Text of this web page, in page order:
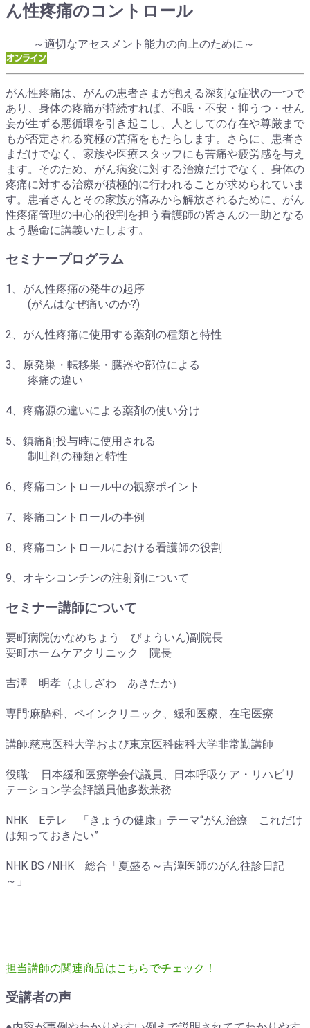
ん性疼痛のコントロール
～適切なアセスメント能力の向上のために～
がん性疼痛は、がんの患者さまが抱える深刻な症状の一つで
あり、身体の疼痛が持続すれば、不眠・不安・抑うつ・せん
妄が生ずる悪循環を引き起こし、人としての存在や尊厳まで
もが否定される究極の苦痛をもたらします。さらに、患者さ
まだけでなく、家族や医療スタッフにも苦痛や疲労感を与え
ます。そのため、がん病変に対する治療だけでなく、身体の
疼痛に対する治療が積極的に行われることが求められていま
す。患者さんとその家族が痛みから解放されるために、がん
性疼痛管理の中心的役割を担う看護師の皆さんの一助となる
よう懸命に講義いたします。
セミナープログラム
1、がん性疼痛の発生の起序
(がんはなぜ痛いのか?)
2、がん性疼痛に使用する薬剤の種類と特性
3、原発巣・転移巣・臓器や部位による
疼痛の違い
4、疼痛源の違いによる薬剤の使い分け
5、鎮痛剤投与時に使用される
制吐剤の種類と特性
6、疼痛コントロール中の観察ポイント
7、疼痛コントロールの事例
8、疼痛コントロールにおける看護師の役割
9、オキシコンチンの注射剤について
セミナー講師について
要町病院(かなめちょう びょういん)副院長
要町ホームケアクリニック 院長
吉澤 明孝（よしざわ あきたか）
専門:麻酔科、ペインクリニック、緩和医療、在宅医療
講師:慈恵医科大学および東京医科歯科大学非常勤講師
役職: 日本緩和医療学会代議員、日本呼吸ケア・リハビリ
テーション学会評議員他多数兼務
NHK Eテレ 「きょうの健康」テーマ“がん治療 これだけ
は知っておきたい”
NHK BS /NHK 総合「夏盛る～吉澤医師のがん往診日記
～」
担当講師の関連商品はこちらでチェック！
受講者の声